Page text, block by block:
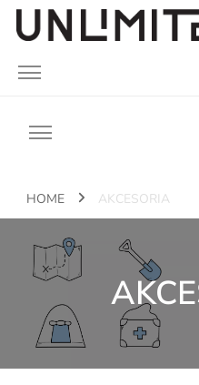
UNLIMITED LIFE
Brak
HOME AKCESORIA